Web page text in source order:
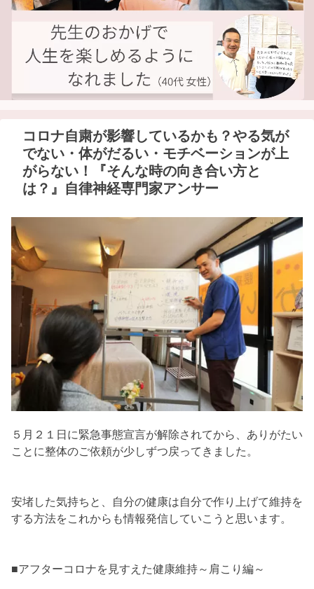
コロナ自粛が影響しているかも？やる気が
でない・体がだるい・モチベーションが上
がらない！『そんな時の向き合い方と
は？』自律神経専門家アンサー
５月２１日に緊急事態宣言が解除されてから、ありがたい
ことに整体のご依頼が少しずつ戻ってきました。
安堵した気持ちと、自分の健康は自分で作り上げて維持を
する方法をこれからも情報発信していこうと思います。
■アフターコロナを見すえた健康維持～肩こり編～